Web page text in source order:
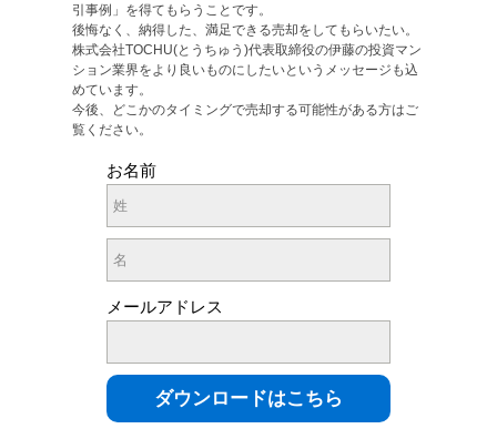
引事例」を得てもらうことです。
後悔なく、納得した、満足できる売却をしてもらいたい。
株式会社TOCHU(とうちゅう)代表取締役の伊藤の投資マン
ション業界をより良いものにしたいというメッセージも込
めています。
今後、どこかのタイミングで売却する可能性がある方はご
覧ください。
お名前
メールアドレス